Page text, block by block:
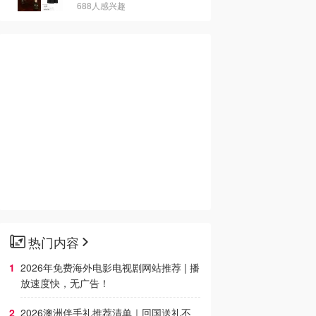
688人感兴趣
热门内容
2026年免费海外电影电视剧网站推荐 | 播
放速度快，无广告！
2026澳洲伴手礼推荐清单｜回国送礼不